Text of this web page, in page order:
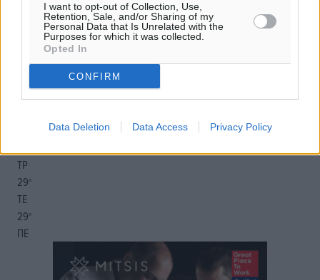
I want to opt-out of Collection, Use,
Retention, Sale, and/or Sharing of my
Personal Data that Is Unrelated with the
Purposes for which it was collected.
Opted In
CONFIRM
Data Deletion Data Access Privacy Policy
km/h
°
06:19
πρόγνωση:
ΤΡ
29°
ΤΕ
29°
ΠΕ